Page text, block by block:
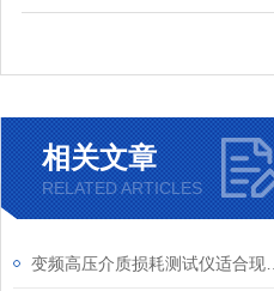
相关文章
RELATED ARTICLES